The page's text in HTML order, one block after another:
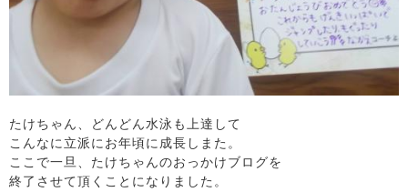
たけちゃん、どんどん水泳も上達して
こんなに立派にお年頃に成長しまた。
ここで一旦、たけちゃんのおっかけブログを
終了させて頂くことになりました。